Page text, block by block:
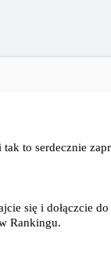
tak to serdecznie
się i dołączcie do
Rankingu.